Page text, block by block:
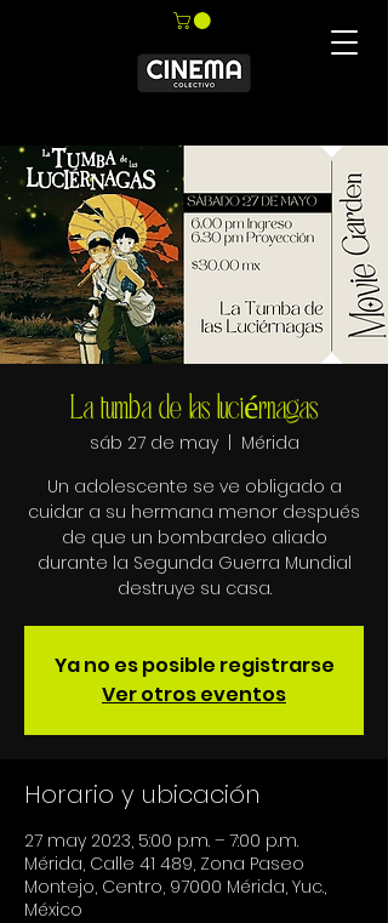
La tumba de las luciérnagas
sáb 27 de may
  |
Mérida
Un adolescente se ve obligado a
cuidar a su hermana menor después
de que un bombardeo aliado
durante la Segunda Guerra Mundial
destruye su casa.
Ya no es posible registrarse
Ver otros eventos
Horario y ubicación
27 may 2023, 5:00 p.m. – 7:00 p.m.
Mérida, Calle 41 489, Zona Paseo
Montejo, Centro, 97000 Mérida, Yuc.,
México